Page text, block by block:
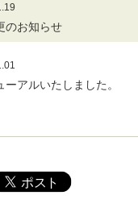
のお知らせ
アルいたしました。